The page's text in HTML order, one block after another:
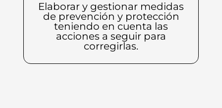
Elaborar y gestionar medidas
de prevención y protección
teniendo en cuenta las
acciones a seguir para
corregirlas.